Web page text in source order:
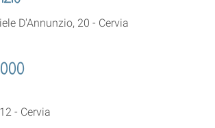
D'Annunzio, 20 - Cervia
- Cervia